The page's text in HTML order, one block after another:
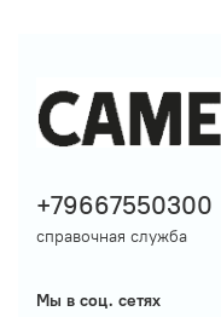
+79667550300
справочная служба
Мы в соц. сетях